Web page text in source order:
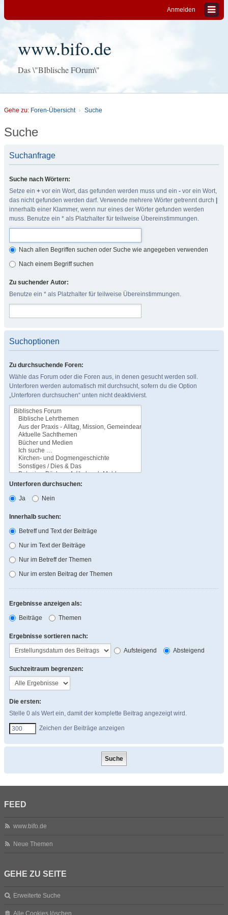
Anmelden
www.bifo.de
Das \"BIblische FOrum\"
Gehe zu: Foren-Übersicht Suche
Suche
Suchanfrage
Suche nach Wörtern:
Setze ein + vor ein Wort, das gefunden werden muss und ein - vor ein Wort,
das nicht gefunden werden darf. Verwende mehrere Wörter getrennt durch
innerhalb einer Klammer, wenn nur eines der Wörter gefunden werden
muss. Benutze ein * als Platzhalter für teilweise Übereinstimmungen.
Nach allen Begriffen suchen oder Suche wie angegeben verwenden
Nach einem Begriff suchen
Zu suchender Autor:
Benutze ein * als Platzhalter für teilweise Übereinstimmungen.
Suchoptionen
Zu durchsuchende Foren:
Wähle das Forum oder die Foren aus, in denen gesucht werden soll.
Unterforen werden automatisch mit durchsucht, sofern du die Option
„Unterforen durchsuchen“ unten nicht deaktivierst.
Unterforen durchsuchen:
Ja
Nein
Innerhalb suchen:
Betreff und Text der Beiträge
Nur im Text der Beiträge
Nur im Betreff der Themen
Nur im ersten Beitrag der Themen
Ergebnisse anzeigen als:
Beiträge
Themen
Ergebnisse sortieren nach:
Aufsteigend
Absteigend
Suchzeitraum begrenzen:
Die ersten:
Stelle 0 als Wert ein, damit der komplette Beitrag angezeigt wird.
Zeichen der Beiträge anzeigen
FEED
www.bifo.de
Neue Themen
GEHE ZU SEITE
Erweiterte Suche
Alle Cookies löschen